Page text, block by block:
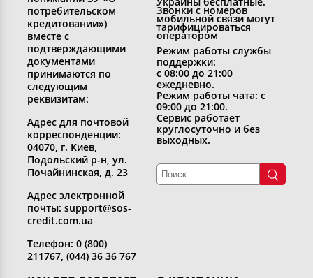
потребительском
кредитовании»)
вместе с
подтверждающими
документами
принимаются по
следующим
реквизитам:
Адрес для почтовой
корреспонденции:
04070, г. Киев,
Подольский р-н, ул.
Почайнинская, д. 23
Адрес электронной
почты: support@sos-
credit.com.ua
Телефон: 0 (800)
211767, (044) 36 36 767
Звонки с номеров
мобильной связи могут
тарифицироваться
оператором
Режим работы службы
поддержки:
с 08:00 до 21:00
ежедневно.
Режим работы чата: с
09:00 до 21:00.
Сервис работает
круглосуточно и без
выходных.